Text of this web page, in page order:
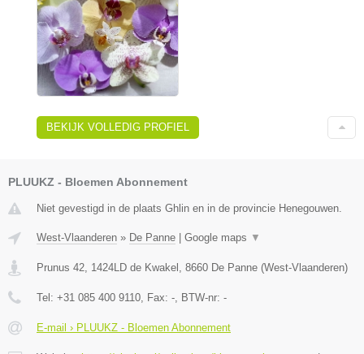
BEKIJK VOLLEDIG PROFIEL
PLUUKZ - Bloemen Abonnement
Niet gevestigd in de plaats Ghlin en in de provincie Henegouwen.
West-Vlaanderen » De Panne Google maps ▼
Prunus 42, 1424LD de Kwakel , 8660 De Panne (West-Vlaanderen)
Tel: +31 085 400 9110, Fax: -, BTW-nr: -
E-mail › PLUUKZ - Bloemen Abonnement